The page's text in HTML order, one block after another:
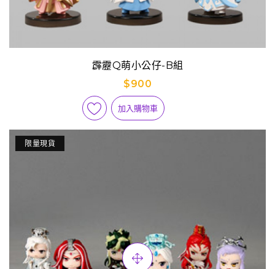
霹靂Q萌小公仔-B組
$900
加入購物車
限量現貨